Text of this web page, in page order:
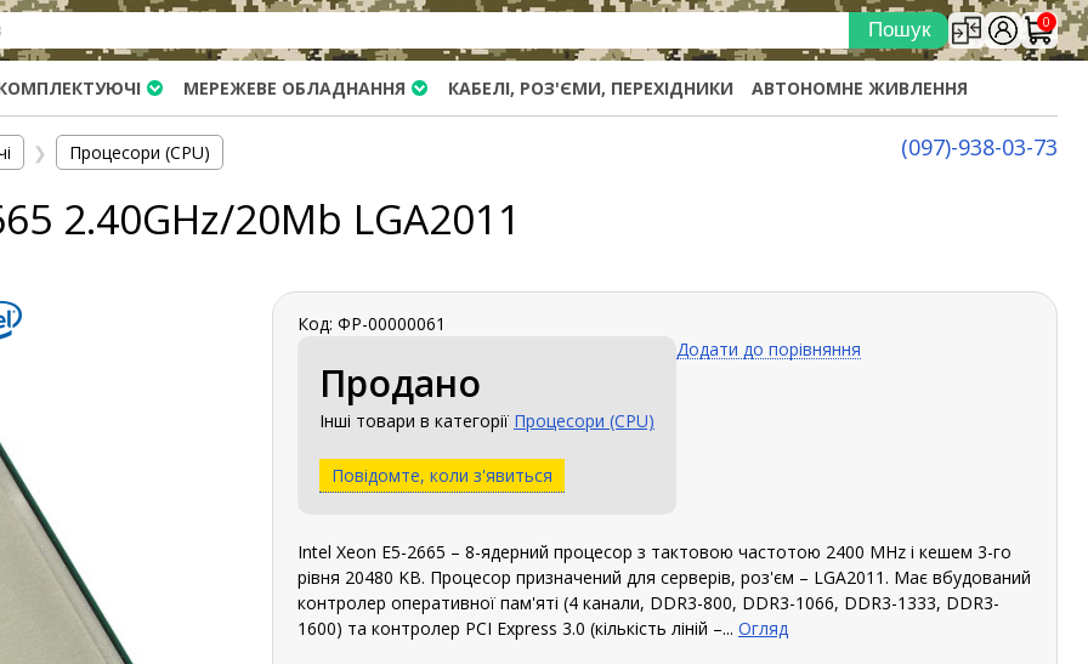
0
МЕРЕЖЕВЕ ОБЛАДНАННЯ КАБЕЛІ, РОЗ'ЄМИ, ПЕРЕХІДНИКИ АВТОНОМНЕ ЖИВЛЕННЯ
(097)-938-03-73
❯ Процесори (CPU)
2.40GHz/20Mb LGA2011
Код: ФР-00000061
Продано
Інші товари в категорії Процесори (CPU)
Повідомте, коли з'явиться
Додати до порівняння
Intel Xeon E5-2665 – 8-ядерний процесор з тактовою частотою 2400 MHz і кешем 3-го
рівня 20480 KB. Процесор призначений для серверів, роз'єм – LGA2011. Має вбудований
контролер оперативної пам'яті (4 канали, DDR3-800, DDR3-1066, DDR3-1333, DDR3-
1600) та контролер PCI Express 3.0 (кількість ліній –... Огляд